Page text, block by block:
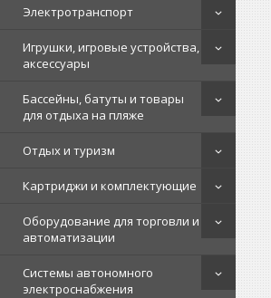
Электротранспорт
Игрушки, игровые устройства,
аксессуары
Бассейны, батуты и товары
для отдыха на пляже
Отдых и туризм
Картриджи и комплектующие
Оборудование для торговли и
автоматизации
Системы автономного
электроснабжения